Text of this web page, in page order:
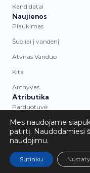
Kandidatai
Naujienos
Plaukimas
Šuoliai į vandenį
Atviras Vanduo
Kita
Archyvas
Atributika
Parduotuvė
Mes naudojame
patirtį. Naudodamiesi
naudojimu.
Sutinku